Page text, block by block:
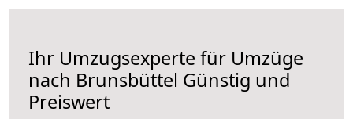
Ihr Umzugsexperte für Umzüge
nach Brunsbüttel Günstig und
Preiswert